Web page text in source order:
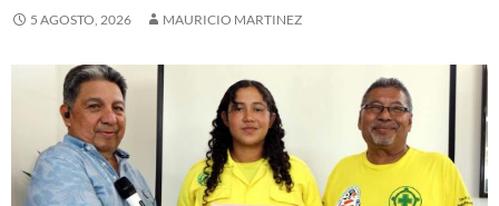
5 AGOSTO, 2026 MAURICIO MARTINEZ